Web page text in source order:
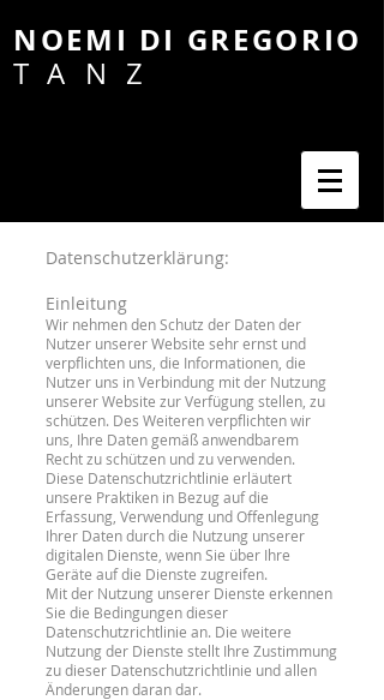
NOEMI DI GREGORIO
TANZ
Datenschutzerklärung:
Einleitung
Wir nehmen den Schutz der Daten der
Nutzer unserer Website sehr ernst und
verpflichten uns, die Informationen, die
Nutzer uns in Verbindung mit der Nutzung
unserer Website zur Verfügung stellen, zu
schützen. Des Weiteren verpflichten wir
uns, Ihre Daten gemäß anwendbarem
Recht zu schützen und zu verwenden.
Diese Datenschutzrichtlinie erläutert
unsere Praktiken in Bezug auf die
Erfassung, Verwendung und Offenlegung
Ihrer Daten durch die Nutzung unserer
digitalen Dienste, wenn Sie über Ihre
Geräte auf die Dienste zugreifen.
Mit der Nutzung unserer Dienste erkennen
Sie die Bedingungen dieser
Datenschutzrichtlinie an. Die weitere
Nutzung der Dienste stellt Ihre Zustimmung
zu dieser Datenschutzrichtlinie und allen
Änderungen daran dar.